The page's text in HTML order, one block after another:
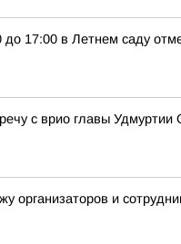
до 17:00 в Летнем саду
с врио главы Удмуртии
организаторов и